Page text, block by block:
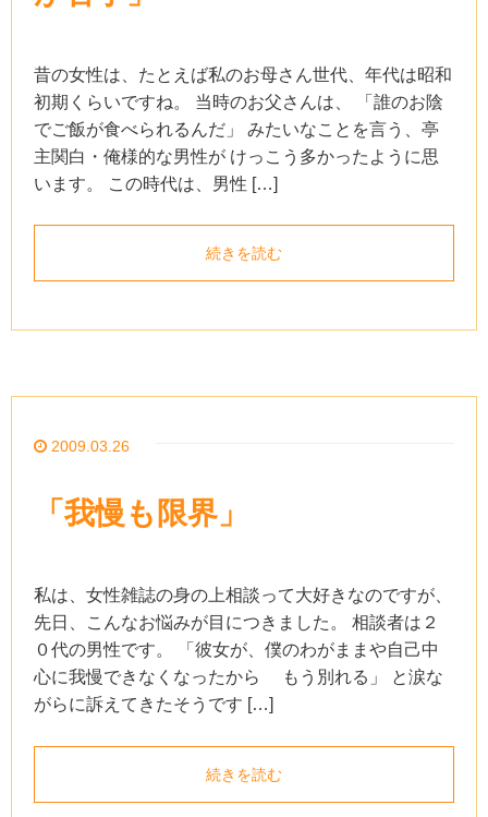
昔の女性は、たとえば私のお母さん世代、年代は昭和
初期くらいですね。 当時のお父さんは、 「誰のお陰
でご飯が食べられるんだ」 みたいなことを言う、亭
主関白・俺様的な男性が けっこう多かったように思
います。 この時代は、男性 […]
続きを読む
2009.03.26
「我慢も限界」
私は、女性雑誌の身の上相談って大好きなのですが、
先日、こんなお悩みが目につきました。 相談者は２
０代の男性です。 「彼女が、僕のわがままや自己中
心に我慢できなくなったから もう別れる」 と涙な
がらに訴えてきたそうです […]
続きを読む